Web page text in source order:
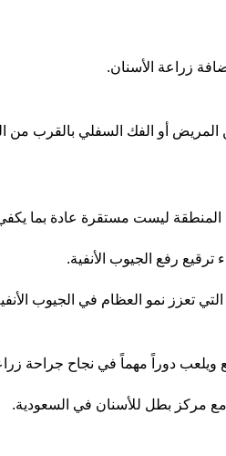
أو الفك السفلي بالقرب من
ليست مستقرة عادة بما
رفع الجيوب الأنفية.
تعزز نمو العظام في الجيوب
ويلعب دوراً مهماً في نجاح جراحة
مع مركز بطل للأسنان في السعودية.